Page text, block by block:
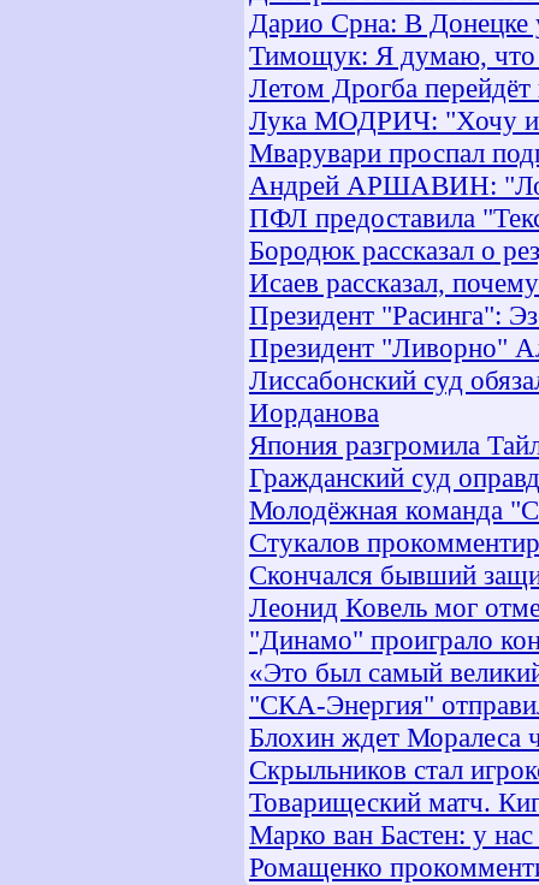
Дарио Срна: В Донецке
Тимощук: Я думаю, что
Летом Дрогба
Лука МОДРИЧ: "Хочу
Мварувари проспал
Андрей АРШАВИН:
ПФЛ предоставила
Бородюк рассказал о
Исаев рассказал,
Президент "Расинга":
Президент "Ливорно"
Лиссабонский суд
Иорданова
Япония разгромила
Гражданский суд
Молодёжная команда
Стукалов
Скончался бывший
Леонид Ковель мог
"Динамо" проиграло
«Это был самый
"СКА-Энергия"
Блохин ждет Моралеса
Скрыльников стал
Товарищеский матч.
Марко ван Бастен: у
Ромащенко